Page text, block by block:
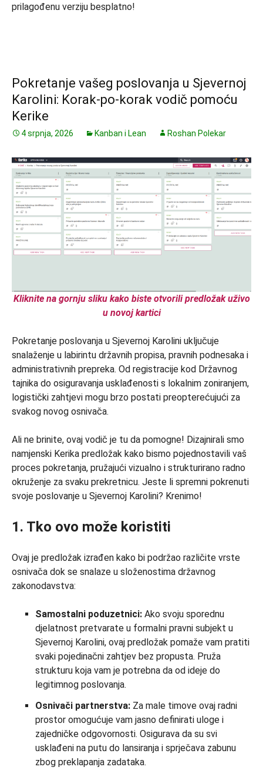
prilagođenu verziju besplatno!
Pokretanje vašeg poslovanja u Sjevernoj
Karolini: Korak-po-korak vodič pomoću
Kerike
4 srpnja, 2026 Kanban i Lean Roshan Polekar
Kliknite na gornju sliku kako biste otvorili predložak uživo
u novoj kartici
Pokretanje poslovanja u Sjevernoj Karolini uključuje
snalaženje u labirintu državnih propisa, pravnih podnesaka i
administrativnih prepreka. Od registracije kod Državnog
tajnika do osiguravanja usklađenosti s lokalnim zoniranjem,
logistički zahtjevi mogu brzo postati preopterećujući za
svakog novog osnivača.
Ali ne brinite, ovaj vodič je tu da pomogne! Dizajnirali smo
namjenski Kerika predložak kako bismo pojednostavili vaš
proces pokretanja, pružajući vizualno i strukturirano radno
okruženje za svaku prekretnicu. Jeste li spremni pokrenuti
svoje poslovanje u Sjevernoj Karolini? Krenimo!
1. Tko ovo može koristiti
Ovaj je predložak izrađen kako bi podržao različite vrste
osnivača dok se snalaze u složenostima državnog
zakonodavstva:
Samostalni poduzetnici: Ako svoju sporednu
djelatnost pretvarate u formalni pravni subjekt u
Sjevernoj Karolini, ovaj predložak pomaže vam pratiti
svaki pojedinačni zahtjev bez propusta. Pruža
strukturu koja vam je potrebna da od ideje do
legitimnog poslovanja.
Osnivači partnerstva: Za male timove ovaj radni
prostor omogućuje vam jasno definirati uloge i
zajedničke odgovornosti. Osigurava da su svi
usklađeni na putu do lansiranja i sprječava zabunu
zbog preklapanja zadataka.